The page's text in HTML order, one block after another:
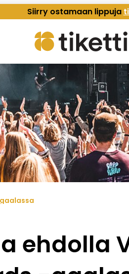
Siirry ostamaan lippuja
ehdolla